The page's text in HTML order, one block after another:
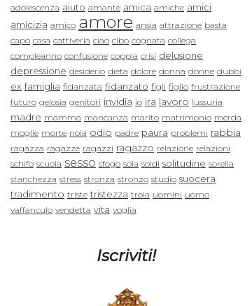
adolescenza aiuto amante amica amiche amici
amicizia amico amore ansia attrazione basta
capo casa cattiveria ciao cibo cognata collega
compleanno confusione coppia crisi delusione
depressione desiderio dieta dolore donna donne dubbi
ex famiglia fidanzata fidanzato figli figlio frustrazione
futuro gelosia genitori invidia io ira lavoro lussuria
madre mamma mancanza marito matrimonio merda
moglie morte noia odio padre paura problemi rabbia
ragazza ragazze ragazzi ragazzo relazione relazioni
schifo scuola sesso sfogo sola soldi solitudine sorella
stanchezza stress stronza stronzo studio suocera
tradimento triste tristezza troia uomini uomo
vaffanculo vendetta vita voglia
Iscriviti!